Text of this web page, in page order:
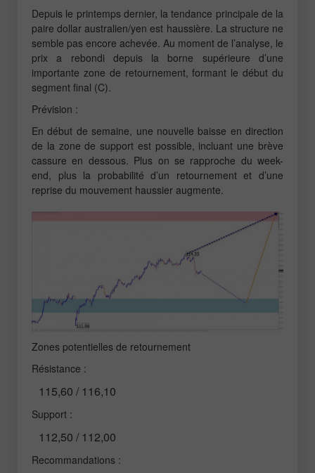
Depuis le printemps dernier, la tendance principale de la
paire dollar australien/yen est haussière. La structure ne
semble pas encore achevée. Au moment de l’analyse, le
prix a rebondi depuis la borne supérieure d’une
importante zone de retournement, formant le début du
segment final (C).
Prévision :
En début de semaine, une nouvelle baisse en direction
de la zone de support est possible, incluant une brève
cassure en dessous. Plus on se rapproche du week-
end, plus la probabilité d’un retournement et d’une
reprise du mouvement haussier augmente.
Zones potentielles de retournement
Résistance :
115,60 / 116,10
Support :
112,50 / 112,00
Recommandations :